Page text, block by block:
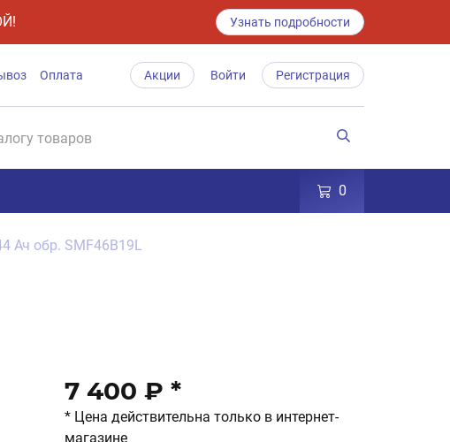
Узнать подробности
Оплата Акции Войти Регистрация
0
Ач обр. SMF46B19L
7 400 ₽ *
* Цена действительна только в интернет-
магазине